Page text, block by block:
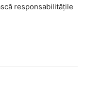
responsabilitățile